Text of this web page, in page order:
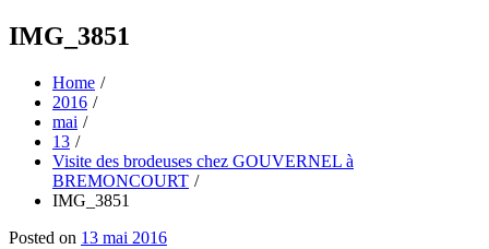
IMG_3851
Home
2016
mai
13
Visite des brodeuses chez GOUVERNEL à
BREMONCOURT
IMG_3851
Posted on 13 mai 2016